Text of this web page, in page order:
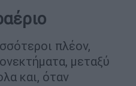
πλέον,
μεταξύ
και, όταν